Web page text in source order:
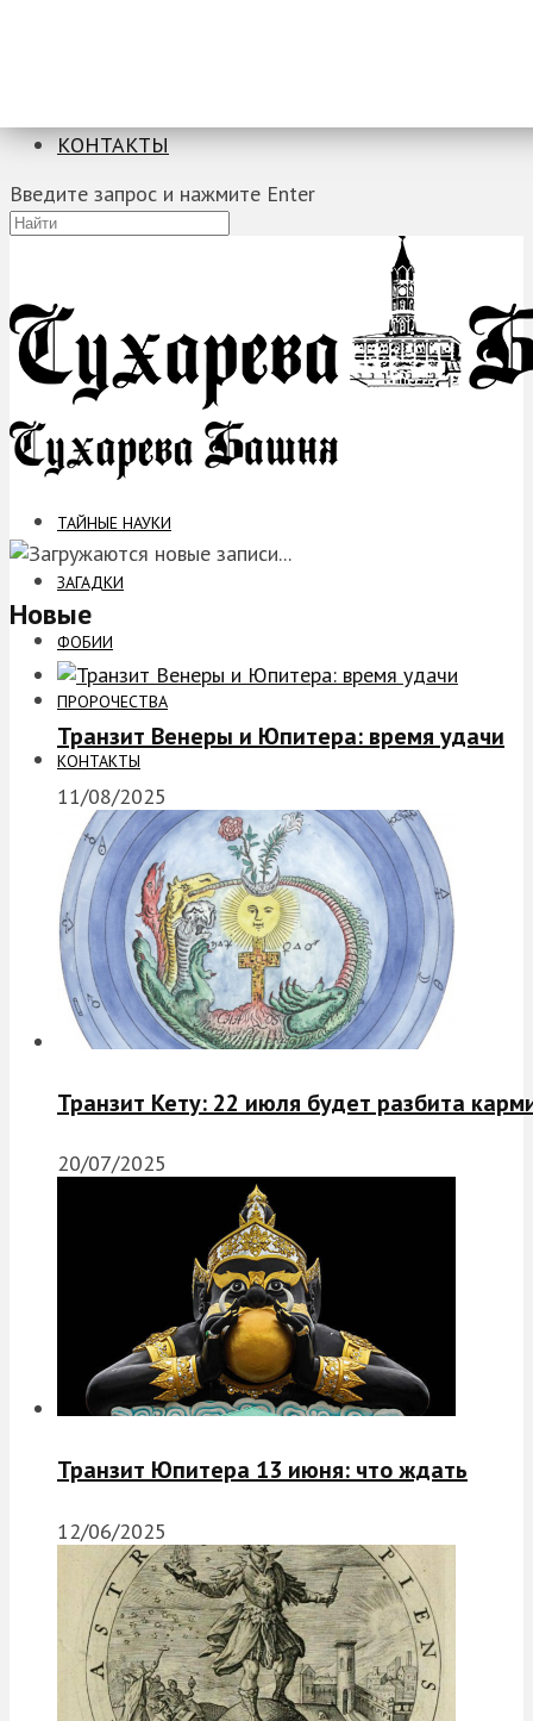
КОНТАКТЫ
Введите запрос и нажмите Enter
ТАЙНЫЕ НАУКИ
ЗАГАДКИ
ФОБИИ
ПРОРОЧЕСТВА
КОНТАКТЫ
Новые
Транзит Венеры и Юпитера: время удачи
11/08/2025
Транзит Кету: 22 июля будет разбита
20/07/2025
Транзит Юпитера 13 июня: что ждать
12/06/2025